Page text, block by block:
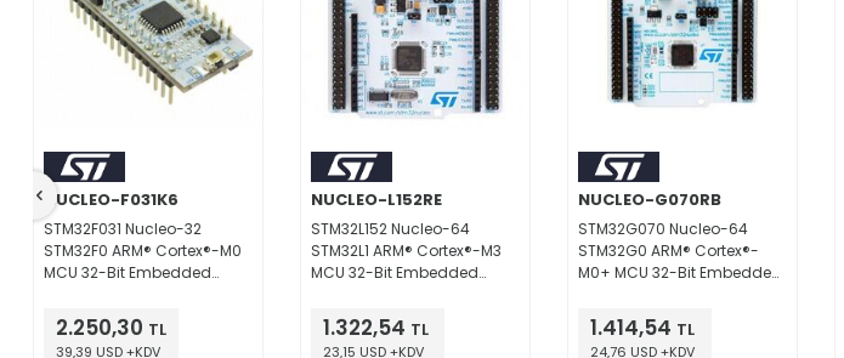
NUCLEO-F031K6
STM32F031 Nucleo-32
STM32F0 ARM® Cortex®-M0
MCU 32-Bit Embedded
2.250,30 TL
39,39 USD +KDV
NUCLEO-L152RE
STM32L152 Nucleo-64
STM32L1 ARM® Cortex®-M3
MCU 32-Bit Embedded
1.322,54 TL
23,15 USD +KDV
NUCLEO-G070RB
STM32G070 Nucleo-64
STM32G0 ARM® Cortex®-
M0+ MCU 32-Bit Embedded
1.414,54 TL
24,76 USD +KDV